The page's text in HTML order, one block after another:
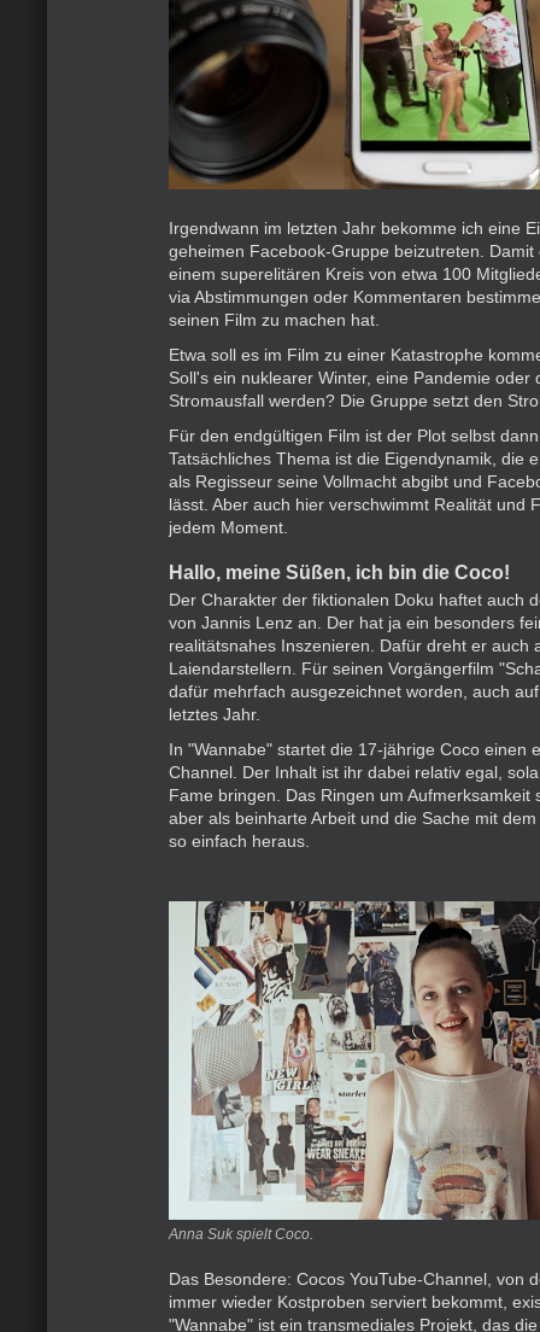
Irgendwann im letzten Jahr bekomme ich eine
geheimen Facebook-Gruppe beizutreten. Damit
einem superelitären Kreis von etwa 100
via Abstimmungen oder Kommentaren
seinen Film zu machen hat.
Etwa soll es im Film zu einer Katastrophe
Soll's ein nuklearer Winter, eine Pandemie oder
Stromausfall werden? Die Gruppe setzt den
Für den endgültigen Film ist der Plot selbst
Tatsächliches Thema ist die Eigendynamik, die
als Regisseur seine Vollmacht abgibt und
lässt. Aber auch hier verschwimmt Realität und
jedem Moment.
Hallo, meine Süßen, ich bin die Coco!
Der Charakter der fiktionalen Doku haftet auch
von Jannis Lenz an. Der hat ja ein besonders
realitätsnahes Inszenieren. Dafür dreht er auch
Laiendarstellern. Für seinen Vorgängerfilm
dafür mehrfach ausgezeichnet worden, auch
letztes Jahr.
In "Wannabe" startet die 17-jährige Coco einen
Channel. Der Inhalt ist ihr dabei relativ egal,
Fame bringen. Das Ringen um Aufmerksamkeit
aber als beinharte Arbeit und die Sache mit
so einfach heraus.
Anna Suk spielt Coco.
Das Besondere: Cocos YouTube-Channel, von
immer wieder Kostproben serviert bekommt,
"Wannabe" ist ein transmediales Projekt, das